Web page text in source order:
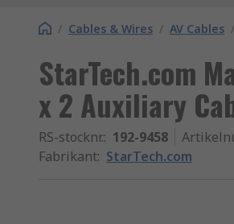
/ Cables & Wires / AV Cables /
StarTech.com
x 2 Auxiliary
RS-stocknr.: 192-9458
Fabrikant: StarTech.com